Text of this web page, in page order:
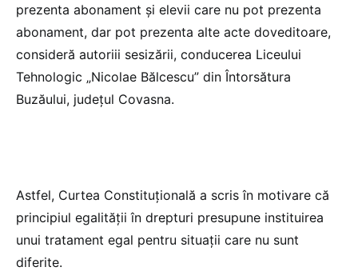
prezenta abonament şi elevii care nu pot prezenta
abonament, dar pot prezenta alte acte doveditoare,
consideră autoriii sesizării, conducerea Liceului
Tehnologic „Nicolae Bălcescu” din Întorsătura
Buzăului, județul Covasna.
Astfel, Curtea Constituțională a scris în motivare că
principiul egalităţii în drepturi presupune instituirea
unui tratament egal pentru situaţii care nu sunt
diferite.